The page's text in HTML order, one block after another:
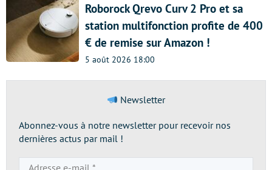
Roborock Qrevo Curv 2 Pro et sa
station multifonction profite de 400
€ de remise sur Amazon !
5 août 2026 18:00
Newsletter
Abonnez-vous à notre newsletter pour recevoir nos
dernières actus par mail !